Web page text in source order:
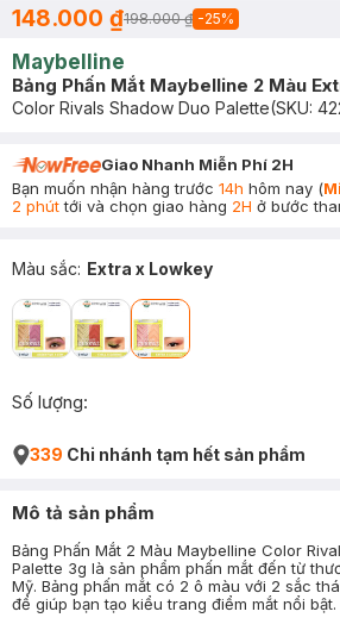
148.000 ₫198.000 ₫ -25%
Maybelline
Bảng Phấn Mắt Maybelline 2 Màu
Color Rivals Shadow Duo Palette(SKU:
Giao Nhanh Miễn Phí 2H
Bạn muốn nhận hàng trước 14h hôm nay (
2 phúttới và chọn giao hàng 2H ở bước
Màu sắc: Extra x Lowkey
Số lượng:
339 Chi nhánh tạm hết sản phẩm
Mô tả sản phẩm
Bảng Phấn Mắt 2 Màu Maybelline Color
Palette 3g là sản phẩm phấn mắt đến từ
Mỹ. Bảng phấn mắt có 2 ô màu với 2 sắc
để giúp bạn tạo kiểu trang điểm mắt nổi bật.